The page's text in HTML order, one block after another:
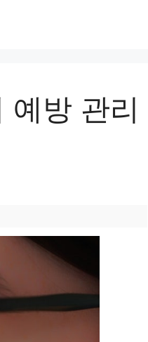
예방 관리